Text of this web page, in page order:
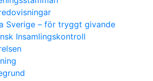
Sverige – för tryggt givande
Insamlingskontroll